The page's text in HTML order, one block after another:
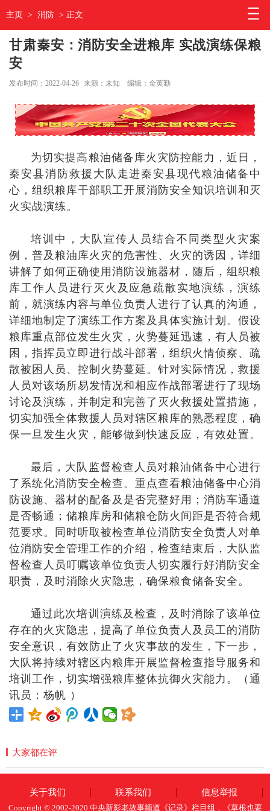
主页 > 消防 > 正文
甘肃秦安：消防安全进粮库 实战演练保粮
安
发布时间：2022-04-26 来源：未知 编辑：金英勤
为切实提高粮油储备库火灾防控能力，近日，
秦安县消防救援大队走进秦安县现代粮油储备中
心，组织粮库干部职工开展消防安全知识培训和灭
火实战演练。
培训中，大队宣传人员结合不同类型火灾案
例，普及粮油库火灾的危害性、火灾的诱因，详细
讲解了如何正确使用消防设施器材，随后，组织粮
库工作人员进行灭火及应急疏散实地演练，演练
前，就演练内容与单位负责人进行了认真的沟通，
详细地制定了演练工作方案及具体实施计划。假设
粮库重点部位发生火灾，火势蔓延迅速，有人员被
困，指挥员立即进行战斗部署，组织火情侦察、疏
散被困人员、控制火势蔓延。针对实际情况，救援
人员对该场所易发情况和相应作战部署进行了现场
讨论及演练，并制定和完善了灭火救援处置措施，
切实加强全体救援人员对辖区粮库的熟悉程度，确
保一旦发生火灾，能够做到快速反应，有效处置。
最后，大队监督检查人员对粮油储备中心进行
了系统化消防安全检查。重点查看粮油储备中心消
防设施、器材的配备及是否完整好用；消防车通道
是否畅通；储粮库房和储粮仓防火间距是否符合规
范要求。同时听取被检查单位消防安全负责人对单
位消防安全管理工作的介绍，检查结束后，大队监
督检查人员叮嘱该单位负责人切实履行好消防安全
职责，及时消除火灾隐患，确保粮食储备安全。
通过此次培训演练及检查，及时消除了该单位
存在的火灾隐患，提高了单位负责人及员工的消防
安全意识，有效防止了火灾事故的发生，下一步，
大队将持续对辖区内粮库开展监督检查指导服务和
培训工作，切实增强粮库整体抗御火灾能力。（通
讯员：杨帆 ）
大家都在评
关于我们 联系我们 信息举报
Copyright © 2002-2020 中央新影老故事频道《记录》栏目组，《草根也要